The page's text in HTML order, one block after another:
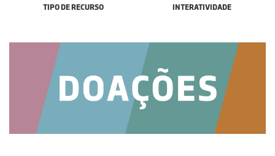
TIPO DE RECURSO INTERATIVIDADE